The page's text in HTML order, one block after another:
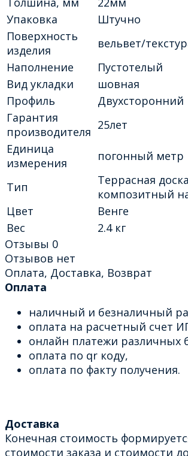
Упаковка
Штучно
Поверхность
изделия
вельвет/
Наполнение
Пустотелый
Вид укладки
шовная
Профиль
Двухсторонний
Гарантия
производителя 25лет
Единица
измерения
погонный метр
Тип
Террасная
композитный
Цвет
Венге
Вес
2.4 кг
Отзывы 0
Отзывов нет
Оплата, Доставка, Возврат
Оплата
наличный и безналичный
оплата на расчетный счет
онлайн платежи различных
оплата по qr коду,
оплата по факту получения.
Доставка
Конечная стоимость
стоимости заказа и стоимости